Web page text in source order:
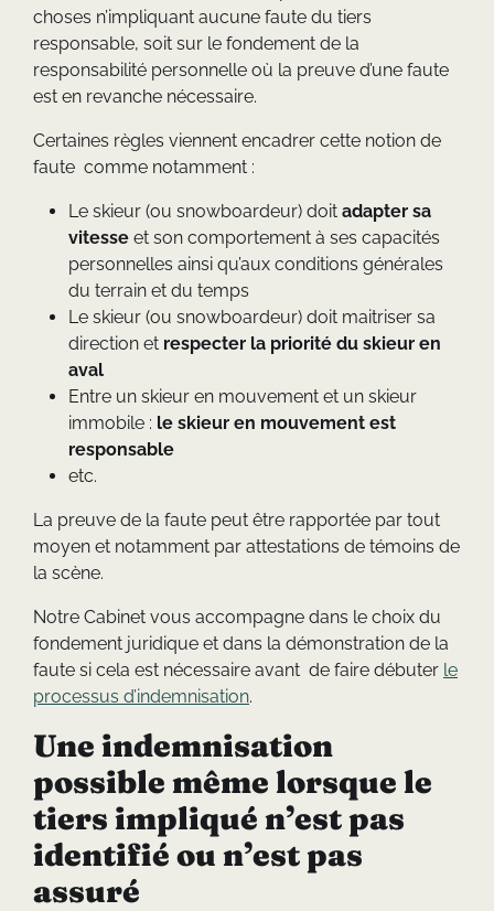
choses n’impliquant aucune faute du tiers
responsable, soit sur le fondement de la
responsabilité personnelle où la preuve d’une faute
est en revanche nécessaire.
Certaines règles viennent encadrer cette notion de
faute comme notamment :
Le skieur (ou snowboardeur) doit adapter sa
vitesse et son comportement à ses capacités
personnelles ainsi qu’aux conditions générales
du terrain et du temps
Le skieur (ou snowboardeur) doit maitriser sa
direction et respecter la priorité du skieur en
aval
Entre un skieur en mouvement et un skieur
immobile : le skieur en mouvement est
responsable
etc.
La preuve de la faute peut être rapportée par tout
moyen et notamment par attestations de témoins de
la scène.
Notre Cabinet vous accompagne dans le choix du
fondement juridique et dans la démonstration de la
faute si cela est nécessaire avant de faire débuter le
processus d’indemnisation.
Une indemnisation
possible même lorsque le
tiers impliqué n’est pas
identifié ou n’est pas
assuré